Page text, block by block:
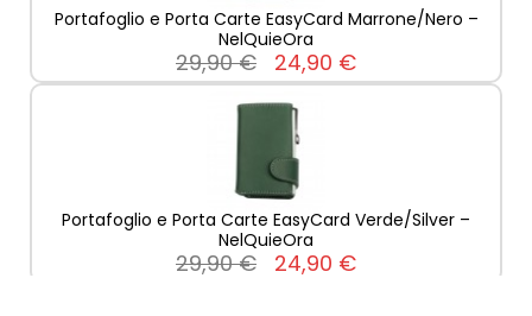
Portafoglio e Porta Carte EasyCard Marrone/Nero –
NelQuieOra
29,90 € 24,90 €
Portafoglio e Porta Carte EasyCard Verde/Silver –
NelQuieOra
29,90 € 24,90 €